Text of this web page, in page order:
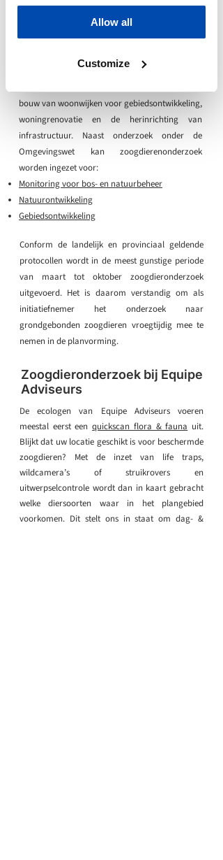
services.
Allow all
Customize
Is zoogdieronderzoek
benodigd?
ruimtelijke ontwikkelingen waarbij vegetatie
bouw van woonwijken voor gebiedsontwikkeling,
woningrenovatie en de herinrichting van
infrastructuur. Naast onderzoek onder de
Omgevingswet kan zoogdierenonderzoek
worden ingezet voor:
Monitoring voor bos- en natuurbeheer
Natuurontwikkeling
Gebiedsontwikkeling
Conform de landelijk en provinciaal geldende
protocollen wordt in de meest gunstige periode
van maart tot oktober zoogdieronderzoek
uitgevoerd. Het is daarom verstandig om als
initiatiefnemer het onderzoek naar
grondgebonden zoogdieren vroegtijdig mee te
nemen in de planvorming.
Zoogdieronderzoek bij Equipe
Adviseurs
De ecologen van Equipe Adviseurs voeren
meestal eerst eenquickscan flora & fauna uit.
Blijkt dat uw locatie geschikt is voor beschermde
zoogdieren? Met de inzet van life traps,
wildcamera’s of struikrovers en
uitwerpselcontrole wordt dan in kaart gebracht
welke diersoorten waar in het plangebied
voorkomen. Dit stelt ons in staat om dag- &